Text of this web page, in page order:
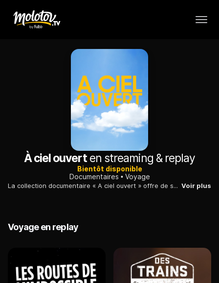
À ciel ouverten streaming & replay
Bientôt disponible
Documentaires
Voyage
La collection documentaire « A ciel ouvert » offre de spectaculaires prises de vues aériennes et propose des rencontres inédites et inoubliables avec les habitants des pays visités. Voir plus
Voyage en replay